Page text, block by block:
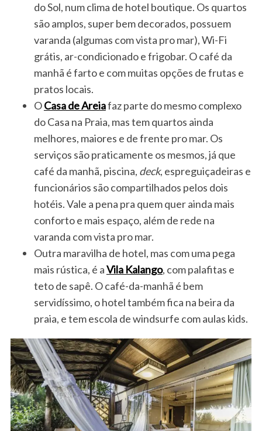
do Sol, num clima de hotel boutique. Os quartos
são amplos, super bem decorados, possuem
varanda (algumas com vista pro mar), Wi-Fi
grátis, ar-condicionado e frigobar. O café da
manhã é farto e com muitas opções de frutas e
pratos locais.
OCasa de Areiafaz parte do mesmo complexo
do Casa na Praia, mas tem quartos ainda
melhores, maiores e de frente pro mar. Os
serviços são praticamente os mesmos, já que
café da manhã, piscina, deck, espreguiçadeiras e
funcionários são compartilhados pelos dois
hotéis. Vale a pena pra quem quer ainda mais
conforto e mais espaço, além de rede na
varanda com vista pro mar.
Outra maravilha de hotel, mas com uma pega
mais rústica, é aVila Kalango, com palafitas e
teto de sapê. O café-da-manhã é bem
servidíssimo, o hotel também fica na beira da
praia, e tem escola de windsurfe com aulas kids.